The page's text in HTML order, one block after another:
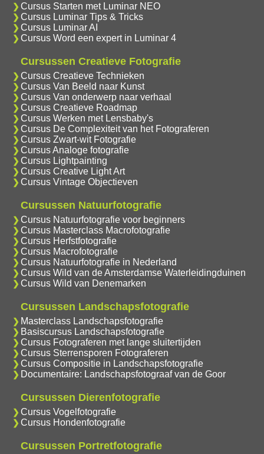
Cursus Starten met Luminar NEO
Cursus Luminar Tips & Tricks
Cursus Luminar AI
Cursus Word een expert in Luminar 4
Cursussen Creatieve Fotografie
Cursus Creatieve Technieken
Cursus Van Beeld naar Kunst
Cursus Van onderwerp naar verhaal
Cursus Creatieve Roadmap
Cursus Werken met Lensbaby's
Cursus De Complexiteit van het Fotograferen
Cursus Zwart-wit Fotografie
Cursus Analoge fotografie
Cursus Lightpainting
Cursus Creative Light Art
Cursus Vintage Objectieven
Cursussen Natuurfotografie
Cursus Natuurfotografie voor beginners
Cursus Masterclass Macrofotografie
Cursus Herfstfotografie
Cursus Macrofotografie
Cursus Natuurfotografie in Nederland
Cursus Wild van de Amsterdamse Waterleidingduinen
Cursus Wild van Denemarken
Cursussen Landschapsfotografie
Masterclass Landschapsfotografie
Basiscursus Landschapsfotografie
Cursus Fotograferen met lange sluitertijden
Cursus Sterrensporen Fotograferen
Cursus Compositie in Landschapsfotografie
Documentaire: Landschapsfotograaf van de Goor
Cursussen Dierenfotografie
Cursus Vogelfotografie
Cursus Hondenfotografie
Cursussen Portretfotografie